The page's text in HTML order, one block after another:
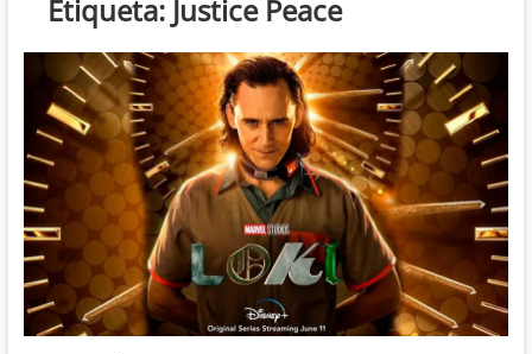
Etiqueta: Justice Peace